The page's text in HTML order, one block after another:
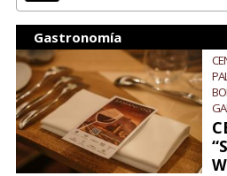
Gastronomía